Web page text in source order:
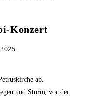
Konzert
ab.
und Sturm, vor der